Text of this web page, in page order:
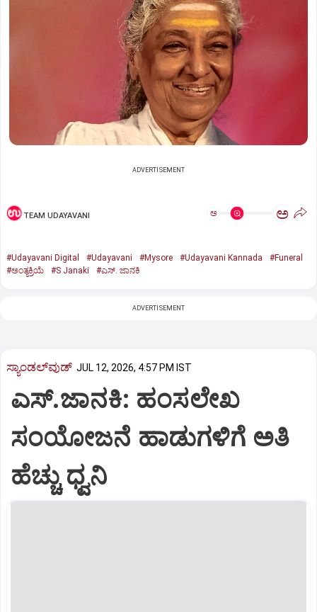
ADVERTISEMENT
TEAM UDAYAVANI ಅ ಅ
#Udayavani Digital #Udayavani #Mysore #Udayavani Kannada
#Funeral
#ಅಂತ್ಯಕ್ರಿಯೆ
#S Janaki #ಎಸ್‌. ಜಾನಕಿ
ADVERTISEMENT
ಸ್ಯಾಂಡಲ್‌ವುಡ್‌ JUL 12, 2026, 4:57 PM IST
ಎಸ್‌‍.ಜಾನಕಿ: ಹಂಸಲೇಖ
ಸಂಯೋಜನೆ ಹಾಡುಗಳಿಗೆ ಅತಿ
ಹೆಚ್ಚು ಧ್ವನಿ